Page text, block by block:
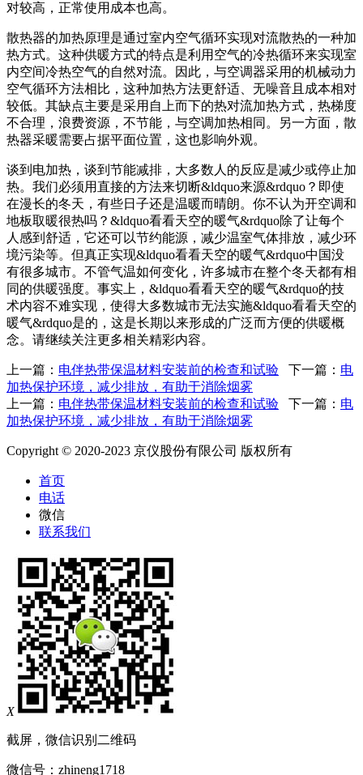
对较高，正常使用成本也高。
散热器的加热原理是通过室内空气循环实现对流散热的一种加
热方式。这种供暖方式的特点是利用空气的冷热循环来实现室
内空间冷热空气的自然对流。因此，与空调器采用的机械动力
空气循环方法相比，这种加热方法更舒适、无噪音且成本相对
较低。其缺点主要是采用自上而下的热对流加热方式，热梯度
不合理，浪费资源，不节能，与空调加热相同。另一方面，散
热器采暖需要占据平面位置，这也影响外观。
谈到电加热，谈到节能减排，大多数人的反应是减少或停止加
热。我们必须用直接的方法来切断&ldquo来源&rdquo？即使
在漫长的冬天，有些日子还是温暖而晴朗。你不认为开空调和
地板取暖很热吗？&ldquo看看天空的暖气&rdquo除了让每个
人感到舒适，它还可以节约能源，减少温室气体排放，减少环
境污染等。但真正实现&ldquo看看天空的暖气&rdquo中国没
有很多城市。不管气温如何变化，许多城市在整个冬天都有相
同的供暖强度。事实上，&ldquo看看天空的暖气&rdquo的技
术内容不难实现，使得大多数城市无法实施&ldquo看看天空的
暖气&rdquo是的，这是长期以来形成的广泛而方便的供暖概
念。请继续关注更多相关精彩内容。
上一篇： 电伴热带保温材料安装前的检查和试验 下一篇： 电
加热保护环境，减少排放，有助于消除烟雾
上一篇： 电伴热带保温材料安装前的检查和试验 下一篇： 电
加热保护环境，减少排放，有助于消除烟雾
Copyright © 2020-2023 京仪股份有限公司 版权所有
首页
电话
微信
联系我们
X
截屏，微信识别二维码
微信号： zhineng1718